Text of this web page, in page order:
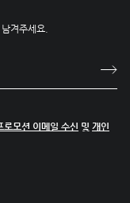
겨주세요.
로모션 이메일 수신 및 개인